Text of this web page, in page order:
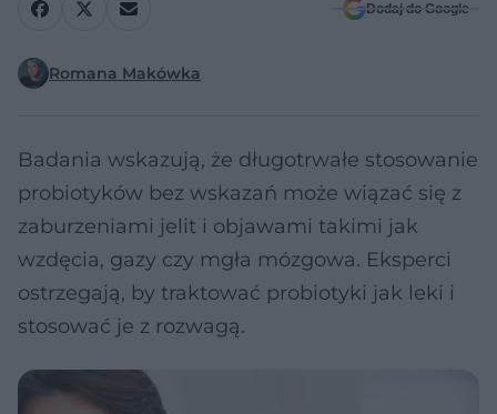
Dodaj do Google
Romana Makówka
Badania wskazują, że długotrwałe stosowanie
probiotyków bez wskazań może wiązać się z
zaburzeniami jelit i objawami takimi jak
wzdęcia, gazy czy mgła mózgowa. Eksperci
ostrzegają, by traktować probiotyki jak leki i
stosować je z rozwagą.